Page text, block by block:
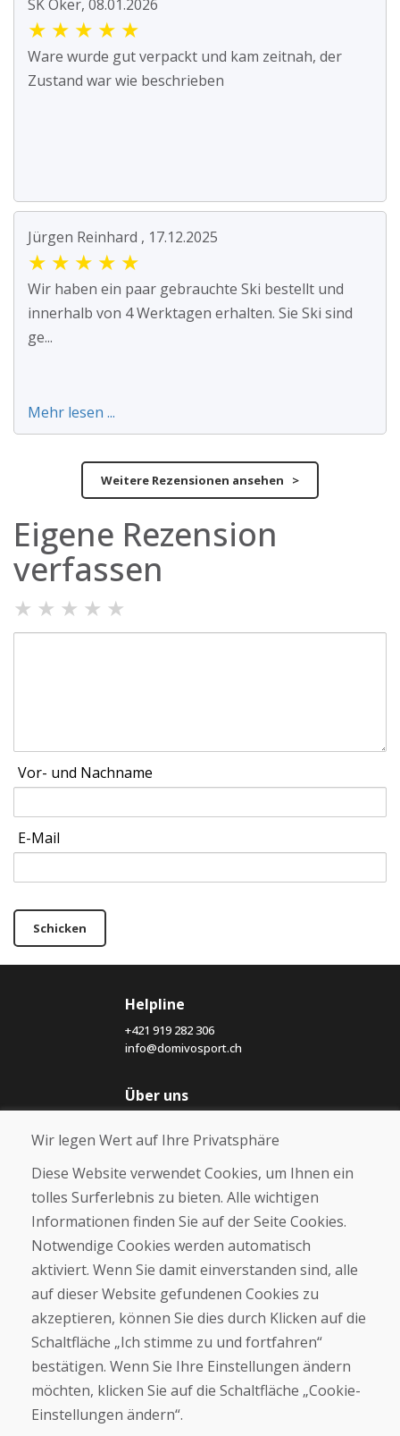
SK Oker, 08.01.2026
★ ★ ★ ★ ★
Ware wurde gut verpackt und kam zeitnah, der
Zustand war wie beschrieben
Jürgen Reinhard , 17.12.2025
★ ★ ★ ★ ★
Wir haben ein paar gebrauchte Ski bestellt und
innerhalb von 4 Werktagen erhalten. Sie Ski sind
ge...
Mehr lesen ...
Weitere Rezensionen ansehen >
Eigene Rezension
verfassen
★ ★ ★ ★ ★
Vor- und Nachname
E-Mail
Schicken
Helpline
+421 919 282 306
info@domivosport.ch
Über uns
Über uns
Kontakt
Kaufen
E-Shop
Geschäftsbedingungen
Zahlung
Beschwerde
Rückgabe und Umtausch von Waren
Cookies
Wir legen Wert auf Ihre Privatsphäre
Diese Website verwendet Cookies, um Ihnen ein
tolles Surferlebnis zu bieten. Alle wichtigen
Informationen finden Sie auf der Seite Cookies.
Notwendige Cookies werden automatisch
aktiviert. Wenn Sie damit einverstanden sind, alle
auf dieser Website gefundenen Cookies zu
akzeptieren, können Sie dies durch Klicken auf die
Schaltfläche „Ich stimme zu und fortfahren“
bestätigen. Wenn Sie Ihre Einstellungen ändern
möchten, klicken Sie auf die Schaltfläche „Cookie-
Einstellungen ändern“.